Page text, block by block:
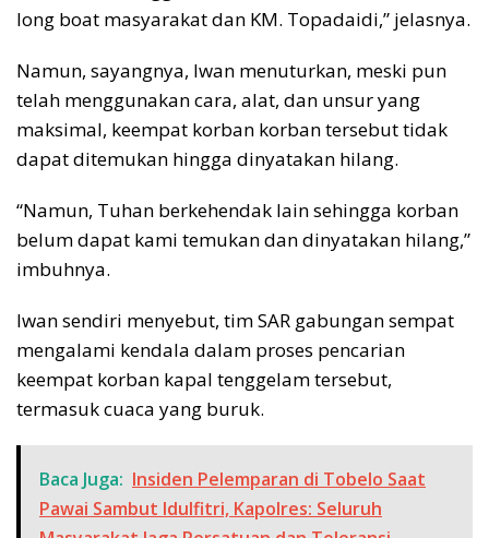
long boat masyarakat dan KM. Topadaidi,” jelasnya.
Namun, sayangnya, Iwan menuturkan, meski pun
telah menggunakan cara, alat, dan unsur yang
maksimal, keempat korban korban tersebut tidak
dapat ditemukan hingga dinyatakan hilang.
“Namun, Tuhan berkehendak lain sehingga korban
belum dapat kami temukan dan dinyatakan hilang,”
imbuhnya.
Iwan sendiri menyebut, tim SAR gabungan sempat
mengalami kendala dalam proses pencarian
keempat korban kapal tenggelam tersebut,
termasuk cuaca yang buruk.
Baca Juga: Insiden Pelemparan di Tobelo Saat
Pawai Sambut Idulfitri, Kapolres: Seluruh